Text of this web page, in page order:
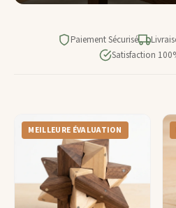
Paiement Sécurisé
Satisfaction
MEILLEURE ÉVALUATION